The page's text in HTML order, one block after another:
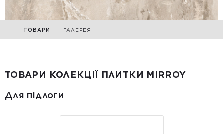
ТОВАРИ ГАЛЕРЕЯ
ТОВАРИ КОЛЕКЦІЇ ПЛИТКИ MIRROY
Для підлоги